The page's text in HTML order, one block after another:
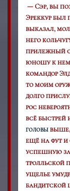
— Сэр, вы
Эреккур был
выказал,
него
прилежный
юношу к
командор
то моим
долго
рос
всё быстрей
головывыше,
ещё на фут и
успешную
тролльской
ущелье
бандитской